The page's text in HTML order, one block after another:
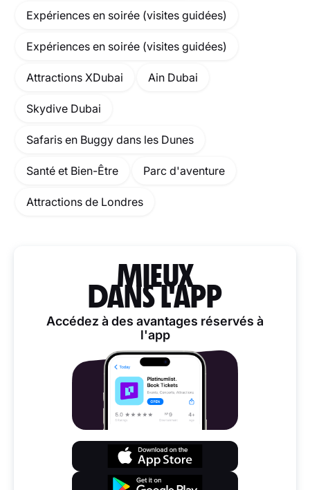
Expériences en soirée (visites guidées)
Expériences en soirée (visites guidées)
Attractions XDubai Ain Dubai
Skydive Dubai
Safaris en Buggy dans les Dunes
Santé et Bien-Être Parc d'aventure
Attractions de Londres
MIEUX
DANS L'APP
Accédez à des avantages réservés à
l'app